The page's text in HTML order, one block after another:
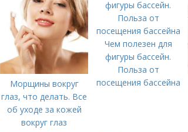
Морщины вокруг
глаз, что делать. Все
об уходе за кожей
вокруг глаз
Чем полезен для
фигуры бассейн.
Польза от
посещения бассейна